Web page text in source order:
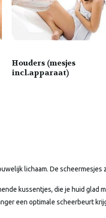
Houders (mesjes
incl.apparaat)
lichaam. De
kussentjes, die je huid
een optimale scheerbeurt